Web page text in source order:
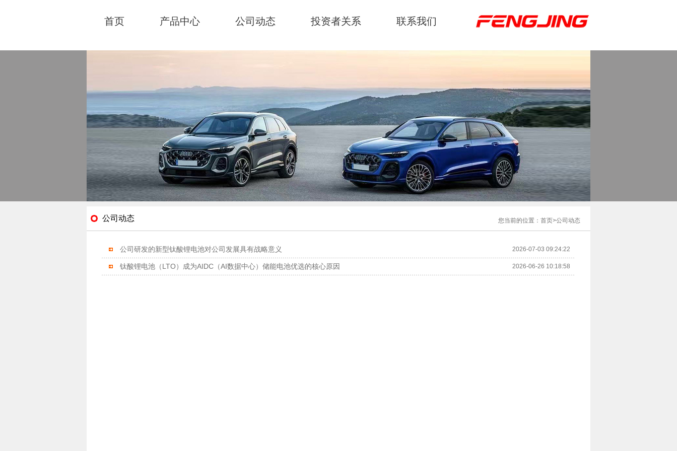
首页 产品中心 公司动态 投资者关系 联系我们
公司动态 您当前的位置： 首页 公司动态
2026-07-03 09:24:22
公司研发的新型钛酸锂电池对公司发展具有战略意义
2026-06-26 10:18:58
钛酸锂电池（LTO）成为AIDC（AI数据中心）储能电池优选的核心原因